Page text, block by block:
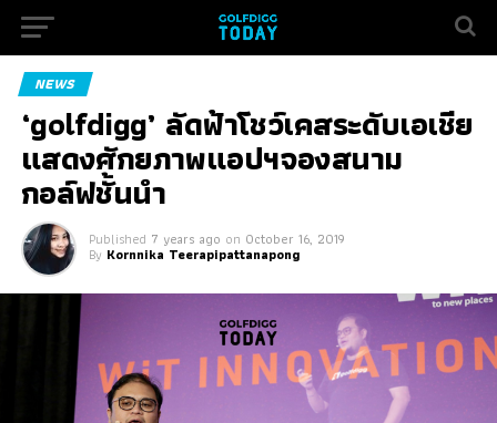
NEWS
‘golfdigg’ ลัดฟ้าโชว์เคสระดับเอเชีย
แสดงศักยภาพแอปฯจองสนาม
กอล์ฟชั้นนำ
Published 7 years ago on October 16, 2019
By Kornnika Teerapipattanapong